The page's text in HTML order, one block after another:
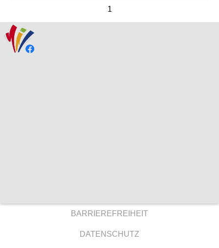
1
BARRIEREFREIHEIT
DATENSCHUTZ